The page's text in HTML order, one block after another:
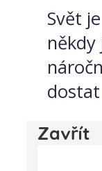
Svět
Zavřít